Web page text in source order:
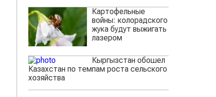
Картофельные
войны: колорадского
жука будут выжигать
лазером
Кыргызстан обошел
Казахстан по темпам роста сельского
хозяйства